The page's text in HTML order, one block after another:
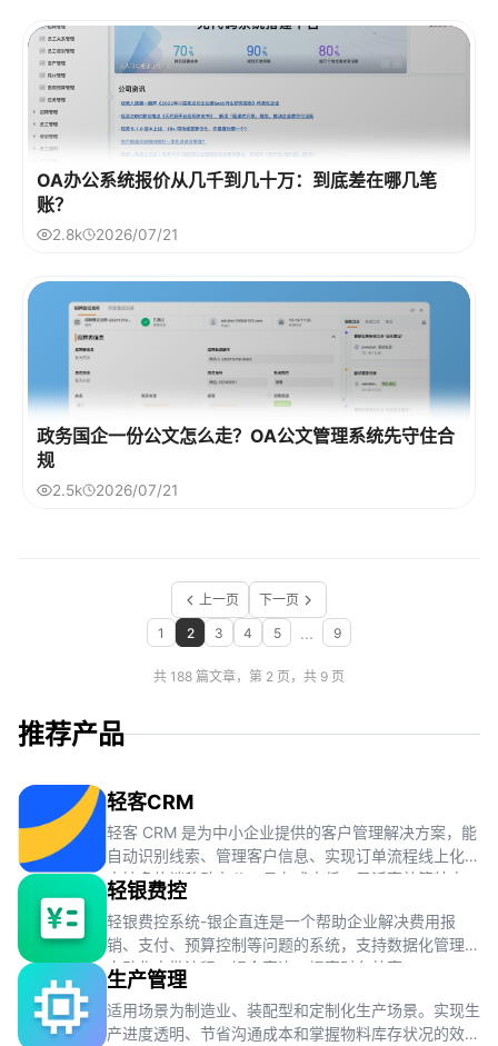
OA办公系统报价从几千到几十万：到底差在哪几笔
账？
2.8k 2026/07/21
政务国企一份公文怎么走？OA公文管理系统先守住合
规
2.5k 2026/07/21
上一页
1
2 3 4 5 ... 9
下一页
共 188 篇文章，第 2 页，共 9 页
推荐产品
轻客CRM
轻客 CRM 是为中小企业提供的客户管理解决方案，能
自动识别线索、管理客户信息、实现订单流程线上化，
支持多终端移动办公，具有成本低、灵活高效等特点。
轻银费控
轻银费控系统-银企直连是一个帮助企业解决费用报
销、支付、预算控制等问题的系统，支持数据化管理、
自动化审批流程、银企直连，提高财务效率。
生产管理
适用场景为制造业、装配型和定制化生产场景。实现生
产进度透明、节省沟通成本和掌握物料库存状况的效